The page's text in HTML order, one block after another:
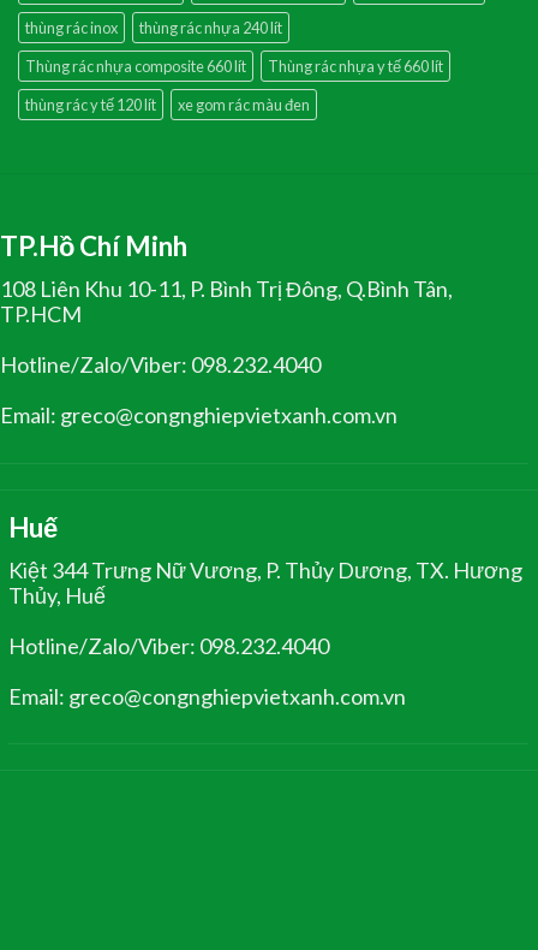
thùng rác inox
thùng rác nhựa 240 lít
Thùng rác nhựa composite 660 lít
Thùng rác nhựa y tế 660 lít
thùng rác y tế 120 lít
xe gom rác màu đen
TP.Hồ Chí Minh
108 Liên Khu 10-11, P. Bình Trị Đông, Q.Bình Tân,
TP.HCM
Hotline/Zalo/Viber: 098.232.4040
Email: greco@congnghiepvietxanh.com.vn
Huế
Kiệt 344 Trưng Nữ Vương, P. Thủy Dương, TX. Hương
Thủy, Huế
Hotline/Zalo/Viber: 098.232.4040
Email: greco@congnghiepvietxanh.com.vn